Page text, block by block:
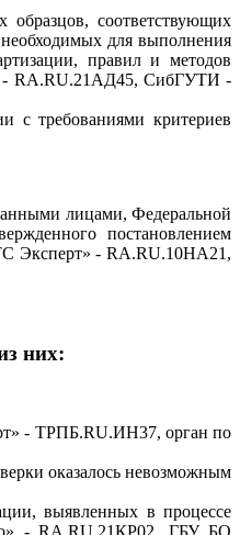
образцов, соответствующих
необходимых для выполнения
правил и методов
- RA.RU.21АД45, СибГУТИ -
с требованиями критериев
лицами, Федеральной
постановлением
Эксперт» - RA.RU.10НА21,
них:
- ТРПБ.RU.ИН37, орган по
оказалось невозможным
выявленных в процессе